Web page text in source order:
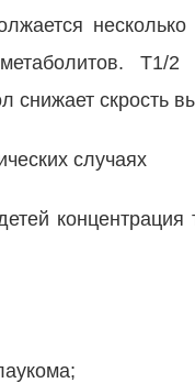
T1/2
снижает скрость
случаях